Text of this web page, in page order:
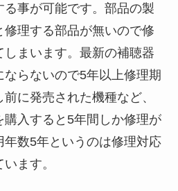
事が可能です。部品の製
理する部品が無いので修
まいます。最新の補聴器
らないので5年以上修理期
に発売された機種など、
購入すると5年間しか修理が
年数5年というのは修理対応
ます。